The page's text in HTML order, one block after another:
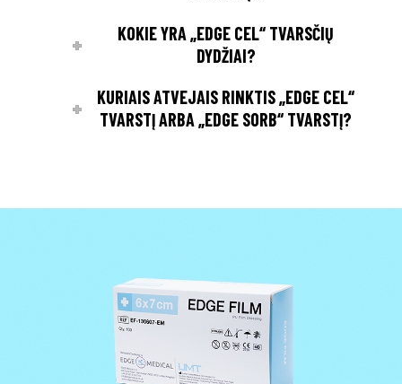
KOKIE YRA „EDGE CEL“ TVARSČIŲ
DYDŽIAI?
KURIAIS ATVEJAIS RINKTIS „EDGE CEL“
TVARSTĮ ARBA „EDGE SORB“ TVARSTĮ?